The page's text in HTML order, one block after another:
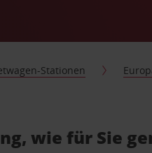
Stationen
wie für Sie